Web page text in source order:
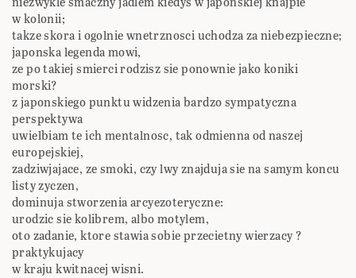
w kolonii;
takze skora i ogolnie wnetrznosci uchodza za niebezpieczne;
japonska legenda mowi,
ze po takiej smierci rodzisz sie ponownie jako koniki
morski?
z japonskiego punktu widzenia bardzo sympatyczna
perspektywa
uwielbiam te ich mentalnosc, tak odmienna od naszej
europejskiej,
zadziwjajace, ze smoki, czy lwy znajduja sie na samym koncu
listy zyczen,
dominuja stworzenia arcyezoteryczne:
urodzic sie kolibrem, albo motylem,
oto zadanie, ktore stawia sobie przecietny wierzacy ?
praktykujacy
w kraju kwitnacej wisni.